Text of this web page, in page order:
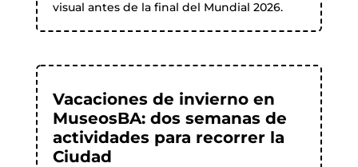
visual antes de la final del Mundial 2026.
Vacaciones de invierno en
MuseosBA: dos semanas de
actividades para recorrer la
Ciudad